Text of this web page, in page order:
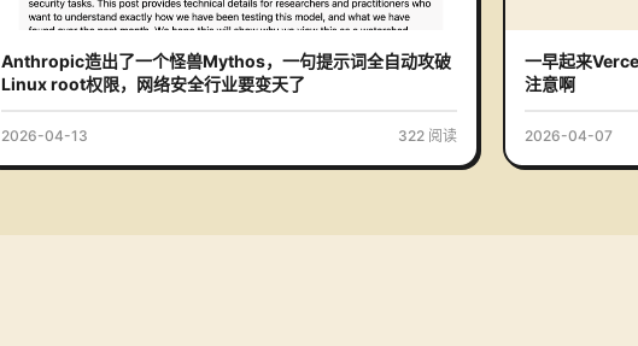
Anthropic造出了一个怪兽Mythos，一句提示词全自动攻破
Linux root权限，网络安全行业要变天了
2026-04-13 322阅读
一早起来
注意啊
2026-04-07